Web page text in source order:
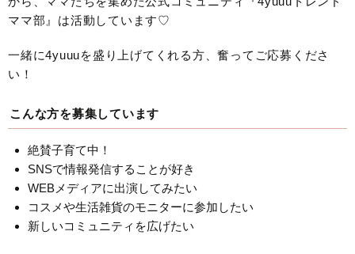
ママ部』は活動しています♡
一緒に4yuuuを盛り上げてくれる方、奮ってご応募くださ
い！
こんな方を募集しています
絶賛子育て中！
SNSで情報発信することが好き
WEBメディアに出演してみたい
コスメや生活雑貨のモニターに参加したい
新しいコミュニティを広げたい